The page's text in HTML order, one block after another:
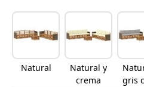
Natural
Natural y
crema
gris